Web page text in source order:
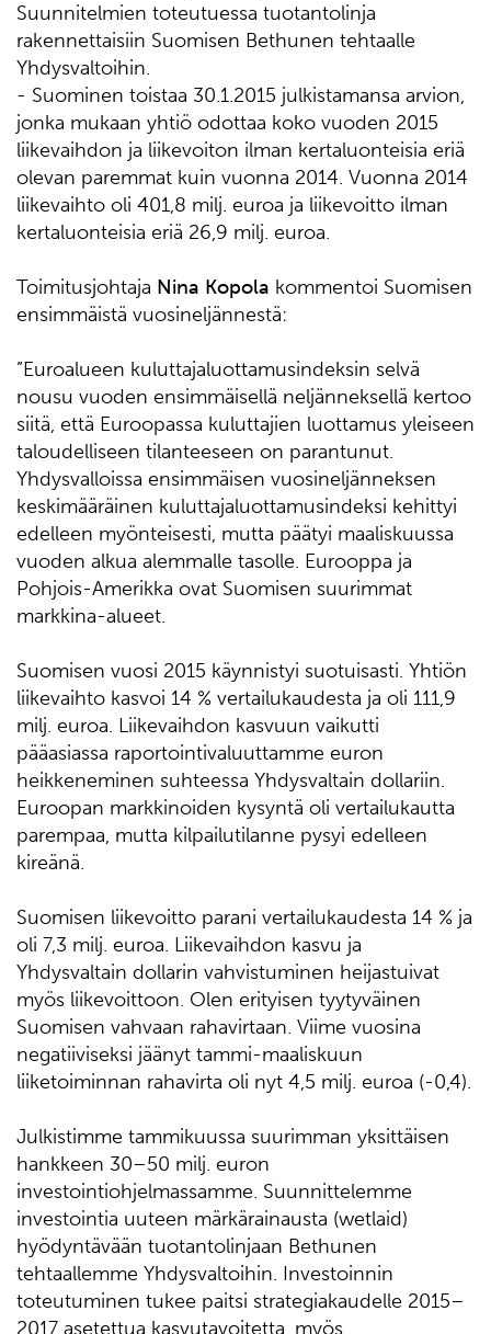
Suunnitelmien toteutuessa tuotantolinja
rakennettaisiin Suomisen Bethunen tehtaalle
Yhdysvaltoihin.
- Suominen toistaa 30.1.2015 julkistamansa arvion,
jonka mukaan yhtiö odottaa koko vuoden 2015
liikevaihdon ja liikevoiton ilman kertaluonteisia eriä
olevan paremmat kuin vuonna 2014. Vuonna 2014
liikevaihto oli 401,8 milj. euroa ja liikevoitto ilman
kertaluonteisia eriä 26,9 milj. euroa.
Toimitusjohtaja Nina Kopola kommentoi Suomisen
ensimmäistä vuosineljännestä:
”Euroalueen kuluttajaluottamusindeksin selvä
nousu vuoden ensimmäisellä neljänneksellä kertoo
siitä, että Euroopassa kuluttajien luottamus yleiseen
taloudelliseen tilanteeseen on parantunut.
Yhdysvalloissa ensimmäisen vuosineljänneksen
keskimääräinen kuluttajaluottamusindeksi kehittyi
edelleen myönteisesti, mutta päätyi maaliskuussa
vuoden alkua alemmalle tasolle. Eurooppa ja
Pohjois-Amerikka ovat Suomisen suurimmat
markkina-alueet.
Suomisen vuosi 2015 käynnistyi suotuisasti. Yhtiön
liikevaihto kasvoi 14 % vertailukaudesta ja oli 111,9
milj. euroa. Liikevaihdon kasvuun vaikutti
pääasiassa raportointivaluuttamme euron
heikkeneminen suhteessa Yhdysvaltain dollariin.
Euroopan markkinoiden kysyntä oli vertailukautta
parempaa, mutta kilpailutilanne pysyi edelleen
kireänä.
Suomisen liikevoitto parani vertailukaudesta 14 % ja
oli 7,3 milj. euroa. Liikevaihdon kasvu ja
Yhdysvaltain dollarin vahvistuminen heijastuivat
myös liikevoittoon. Olen erityisen tyytyväinen
Suomisen vahvaan rahavirtaan. Viime vuosina
negatiiviseksi jäänyt tammi-maaliskuun
liiketoiminnan rahavirta oli nyt 4,5 milj. euroa (-0,4).
Julkistimme tammikuussa suurimman yksittäisen
hankkeen 30–50 milj. euron
investointiohjelmassamme. Suunnittelemme
investointia uuteen märkärainausta (wetlaid)
hyödyntävään tuotantolinjaan Bethunen
tehtaallemme Yhdysvaltoihin. Investoinnin
toteutuminen tukee paitsi strategiakaudelle 2015–
2017 asetettua kasvutavoitetta, myös